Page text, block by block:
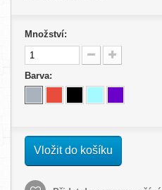
Množství:
Barva:
Vložit do košíku